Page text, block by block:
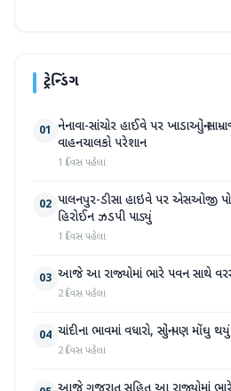
ટ્રેન્ડિંગ
01 નેનાવા-સાંચોર હાઈવે પર ખાડાઓનું
વાહનચાલકો પરેશાન
1 દિવસ પહેલા
02 પાલનપુર-ડીસા હાઇવે પર એસઓજી
હિરોઈન ઝડપી પાડ્યું
1 દિવસ પહેલા
03 આજે આ રાજ્યોમાં ભારે પવન સાથે
2 દિવસ પહેલા
04 ચાંદીના ભાવમાં વધારો, સોનું પણ મોંઘુ થયું
2 દિવસ પહેલા